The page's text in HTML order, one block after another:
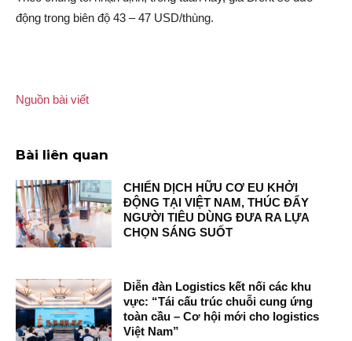
động trong biên độ 43 – 47 USD/thùng.
Nguồn bài viết
Bài liên quan
CHIẾN DỊCH HỮU CƠ EU KHỞI
ĐỘNG TẠI VIỆT NAM, THÚC ĐẨY
NGƯỜI TIÊU DÙNG ĐƯA RA LỰA
CHỌN SÁNG SUỐT
Diễn đàn Logistics kết nối các khu
vực: “Tái cấu trúc chuỗi cung ứng
toàn cầu – Cơ hội mới cho logistics
Việt Nam”